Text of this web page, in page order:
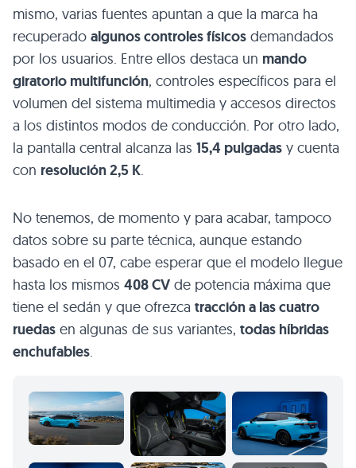
mismo, varias fuentes apuntan a que la marca ha
recuperado algunos controles físicos demandados
por los usuarios. Entre ellos destaca un mando
giratorio multifunción, controles específicos para el
volumen del sistema multimedia y accesos directos
a los distintos modos de conducción. Por otro lado,
la pantalla central alcanza las 15,4 pulgadas y cuenta
con resolución 2,5 K.
No tenemos, de momento y para acabar, tampoco
datos sobre su parte técnica, aunque estando
basado en el 07, cabe esperar que el modelo llegue
hasta los mismos 408 CV de potencia máxima que
tiene el sedán y que ofrezca tracción a las cuatro
ruedas en algunas de sus variantes, todas híbridas
enchufables.